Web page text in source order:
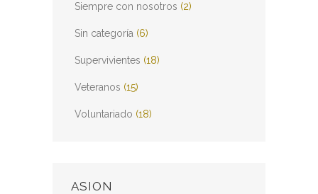
Siempre con nosotros (2)
Sin categoría (6)
Supervivientes (18)
Veteranos (15)
Voluntariado (18)
ASION